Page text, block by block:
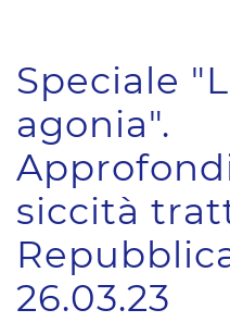
Speciale
agonia".
siccità
26.03.23